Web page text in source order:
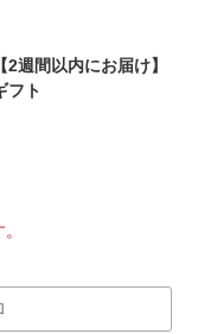
週間以内にお届け】
フト